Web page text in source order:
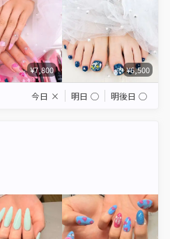
¥7,800 ¥6,500
今日 × 明日 ◯ 明後日 ◯